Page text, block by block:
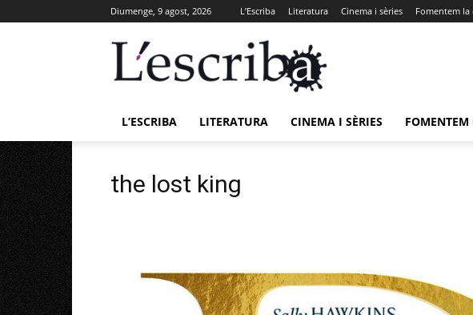
Diumenge, 9 agost, 2026 L’Escriba Literatura Cinema i sèries Fomentem la
L’ESCRIBA LITERATURA CINEMA I SÈRIES
the lost king